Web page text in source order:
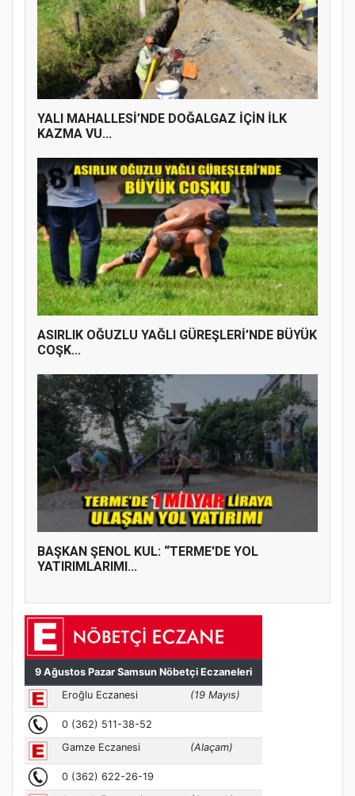
YENİ PARTİ TERME İLÇE BAŞKANLIĞINDA
ÜYE KATILIM PROGRAMI
YALI MAHALLESİ’NDE DOĞALGAZ İÇİN İLK
KAZMA VU...
ASIRLIK OĞUZLU YAĞLI GÜREŞLERİ’NDE BÜYÜK
COŞK...
BAŞKAN ŞENOL KUL: “TERME'DE YOL
YATIRIMLARIMI...